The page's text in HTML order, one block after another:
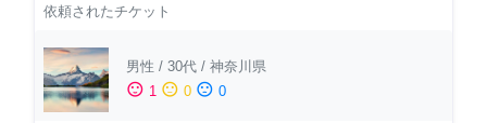
依頼されたチケット
男性 / 30代 / 神奈川県
sentiment_satisfied 1 sentiment_neutral 0 sentiment_dissatisfied 0